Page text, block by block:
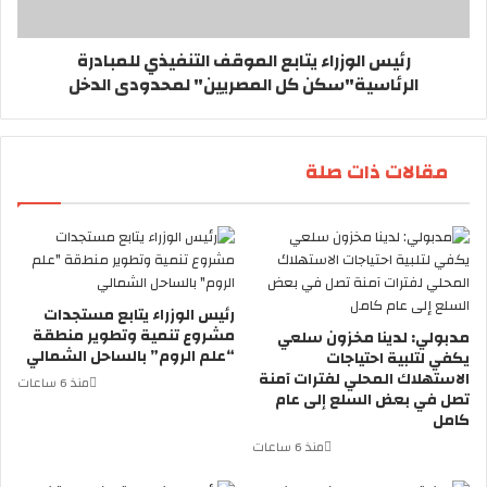
رئيس الوزراء يتابع الموقف التنفيذي للمبادرة
الرئاسية"سكن كل المصريين" لمحدودى الدخل
مقالات ذات صلة
رئيس الوزراء يتابع مستجدات
مشروع تنمية وتطوير منطقة
“علم الروم” بالساحل الشمالي
منذ 6 ساعات
مدبولي: لدينا مخزون سلعي
يكفي لتلبية احتياجات
الاستهلاك المحلي لفترات آمنة
تصل في بعض السلع إلى عام
كامل
منذ 6 ساعات